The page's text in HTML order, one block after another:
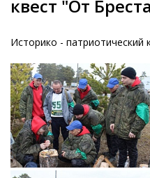
квест "От
Историко -